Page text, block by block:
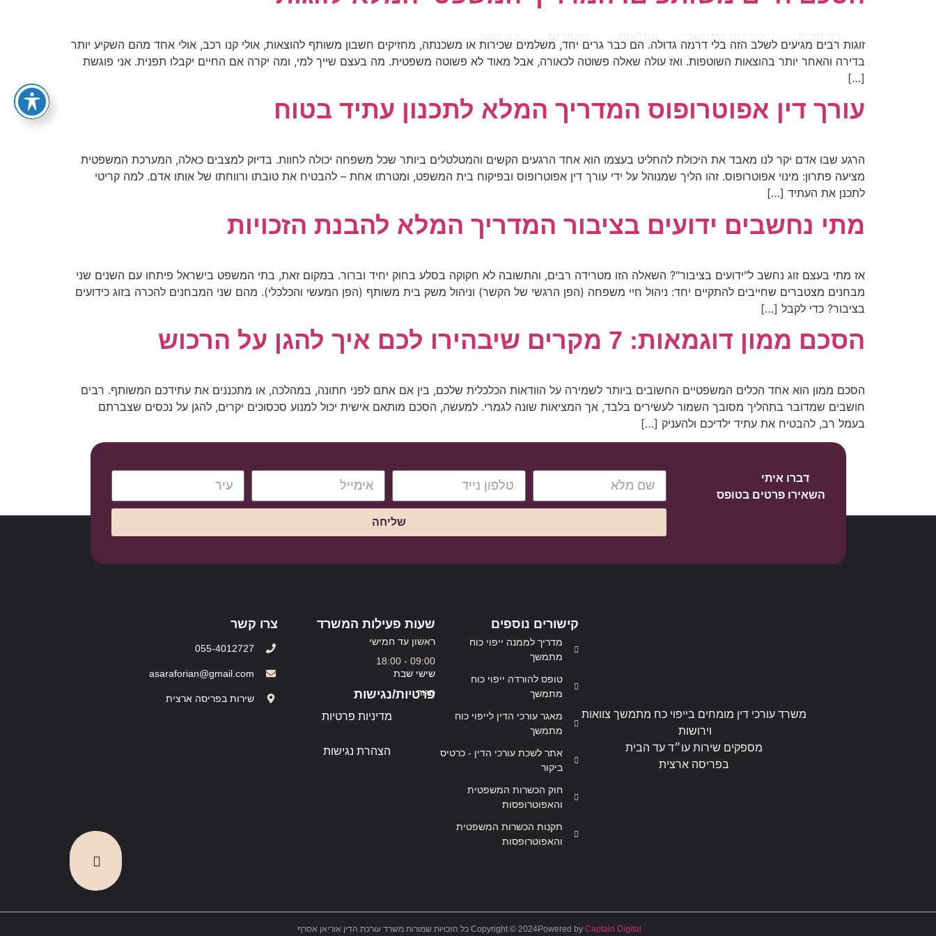
זוגות רבים מגיעים לשלב הזה בלי דרמה גדולה. הם כבר גרים יחד, משלמים שכירות או משכנתה, מחזיקים חשבון משותף להוצאות, אולי קנו רכב, אולי אחד מהם השקיע יותר
בדירה והאחר יותר בהוצאות השוטפות. ואז עולה שאלה פשוטה לכאורה, אבל מאוד לא פשוטה משפטית. מה בעצם שייך למי, ומה יקרה אם החיים יקבלו תפנית. אני פוגשת
[…]
עורך דין אפוטרופוס המדריך המלא לתכנון עתיד בטוח
הרגע שבו אדם יקר לנו מאבד את היכולת להחליט בעצמו הוא אחד הרגעים הקשים והמטלטלים ביותר שכל משפחה יכולה לחוות. בדיוק למצבים כאלה, המערכת המשפטית
מציעה פתרון: מינוי אפוטרופוס. זהו הליך שמנוהל על ידי עורך דין אפוטרופוס ובפיקוח בית המשפט, ומטרתו אחת – להבטיח את טובתו ורווחתו של אותו אדם. למה קריטי
לתכנן את העתיד […]
מתי נחשבים ידועים בציבור המדריך המלא להבנת הזכויות
אז מתי בעצם זוג נחשב ל"ידועים בציבור"? השאלה הזו מטרידה רבים, והתשובה לא חקוקה בסלע בחוק יחיד וברור. במקום זאת, בתי המשפט בישראל פיתחו עם השנים שני
מבחנים מצטברים שחייבים להתקיים יחד: ניהול חיי משפחה (הפן הרגשי של הקשר) וניהול משק בית משותף (הפן המעשי והכלכלי). מהם שני המבחנים להכרה בזוג כידועים
בציבור? כדי לקבל […]
הסכם ממון דוגמאות: 7 מקרים שיבהירו לכם איך להגן על הרכוש
הסכם ממון הוא אחד הכלים המשפטיים החשובים ביותר לשמירה על הוודאות הכלכלית שלכם, בין אם אתם לפני חתונה, במהלכה, או מתכננים את עתידכם המשותף. רבים
חושבים שמדובר בתהליך מסובך השמור לעשירים בלבד, אך המציאות שונה לגמרי. למעשה, הסכם מותאם אישית יכול למנוע סכסוכים יקרים, להגן על נכסים שצברתם
בעמל רב, להבטיח את עתיד ילדיכם ולהעניק […]
דברו איתי
השאירו פרטים בטופס
שליחה
משרד עורכי דין מומחים בייפוי כח מתמשך צוואות
וירושות
מספקים שירות עו״ד עד הבית
בפריסה ארצית
קישורים נוספים
מדריך לממנה ייפוי כוח
מתמשך
טופס להורדה ייפוי כוח
מתמשך
מאגר עורכי הדין לייפוי כוח
מתמשך
אתר לשכת עורכי הדין - כרטיס
ביקור
חוק הכשרות המשפטית
והאפוטרופסות
תקנות הכשרות המשפטית
והאפוטרופסות
שעות פעילות המשרד
ראשון עד חמישי
09:00 - 18:00
שישי שבת
סגור
פרטיות/נגישות
מדיניות פרטיות
הצהרת נגישות
צרו קשר
055-4012727
asaraforian@gmail.com
שירות בפריסה ארצית
Powered by Captain Digital Copyright © 2024 כל הזכויות שמורות משרד עורכת הדין אוריאן אסרף